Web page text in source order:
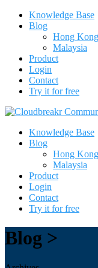
Knowledge Base
Blog
Hong Kong
Malaysia
Product
Login
Contact
Try it for free
Knowledge Base
Blog
Hong Kong
Malaysia
Product
Login
Contact
Try it for free
Blog >